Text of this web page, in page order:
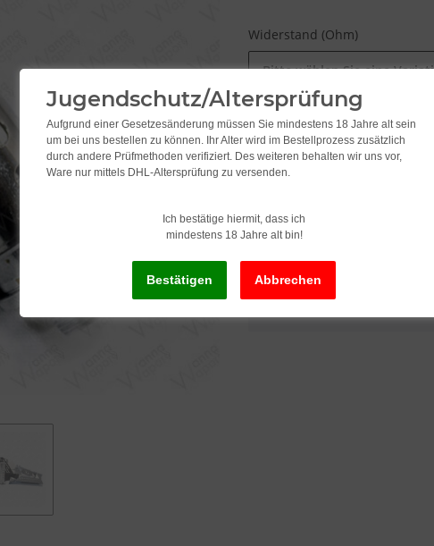
Widerstand (Ohm)
Bitte wählen Sie eine
5,95
inkl. 19% USt. , zzgl.
Dieser Artikel hat
Jugendschutz/Altersprüfung
Aufgrund einer Gesetzesänderung müssen Sie mindestens 18 Jahre alt sein
um bei uns bestellen zu können. Ihr Alter wird im Bestellprozess zusätzlich
durch andere Prüfmethoden verifiziert. Des weiteren behalten wir uns vor,
Ware nur mittels DHL-Altersprüfung zu versenden.
Ich bestätige hiermit, dass ich
mindestens 18 Jahre alt bin!